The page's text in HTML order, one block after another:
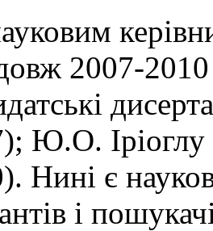
2007-
Ю.О.
Нині є
і